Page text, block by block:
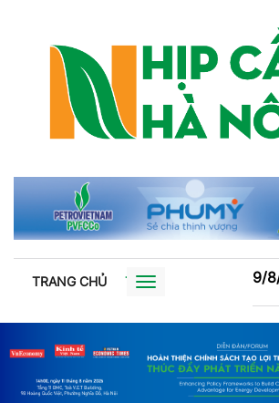
9/
TRANG CHỦ TIN TỨC TRỒNG
Toggle